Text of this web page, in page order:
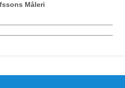
Måleri